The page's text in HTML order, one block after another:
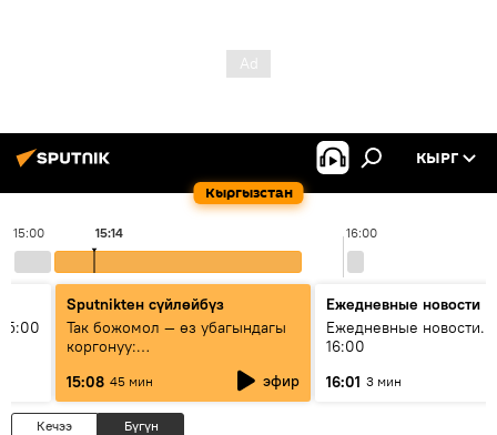
Кыргызстан
КЫРГ
15:00 16:00
15:14
Sputnikteн сүйлөйбүз
Так божомол — өз убагындагы
коргонуу:
гидрометеорологиялык кызмат
кантип өркүндөтүлүүдө
15:08 45 мин эфир
Ежедневные новости
Ежедневные новости.
16:00
16:01 3 мин
Кечээ Бүгүн